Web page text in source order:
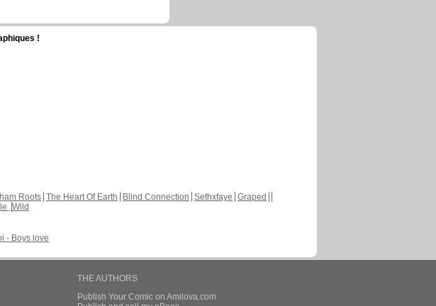
!
Roots The Heart Of Earth Blind Connection Sethxfaye Graped
Wild
- Boys love
THE AUTHORS
Publish Your Comic on Amilova.com